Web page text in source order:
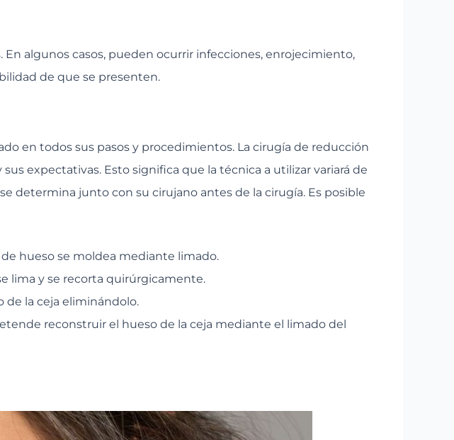
algunos casos, pueden ocurrir infecciones, enrojecimiento,
de que se presenten.
en todos sus pasos y procedimientos. La cirugía de reducción
expectativas. Esto significa que la técnica a utilizar variará de
determina junto con su cirujano antes de la cirugía. Es posible
hueso se moldea mediante limado.
lima y se recorta quirúrgicamente.
de la ceja eliminándolo.
reconstruir el hueso de la ceja mediante el limado del